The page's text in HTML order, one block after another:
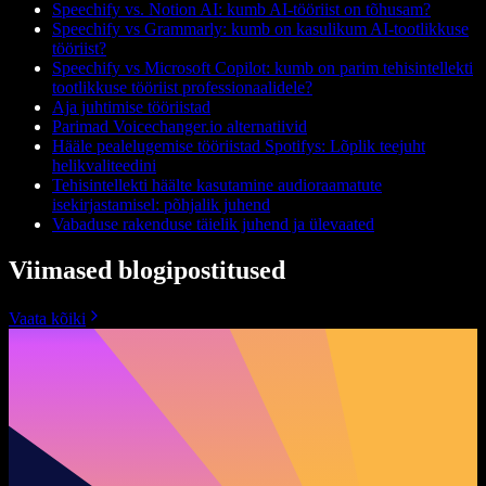
Speechify vs. Notion AI: kumb AI-tööriist on tõhusam?
Speechify vs Grammarly: kumb on kasulikum AI-tootlikkuse
tööriist?
Speechify vs Microsoft Copilot: kumb on parim tehisintellekti
tootlikkuse tööriist professionaalidele?
Aja juhtimise tööriistad
Parimad Voicechanger.io alternatiivid
Hääle pealelugemise tööriistad Spotifys: Lõplik teejuht
helikvaliteedini
Tehisintellekti häälte kasutamine audioraamatute
isekirjastamisel: põhjalik juhend
Vabaduse rakenduse täielik juhend ja ülevaated
Viimased blogipostitused
Vaata kõiki